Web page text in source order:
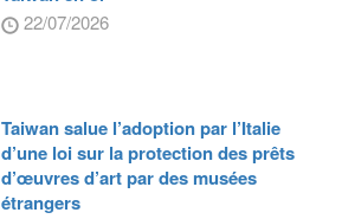
22/07/2026
Taiwan salue l’adoption par l’Italie
d’une loi sur la protection des prêts
d’œuvres d’art par des musées
étrangers